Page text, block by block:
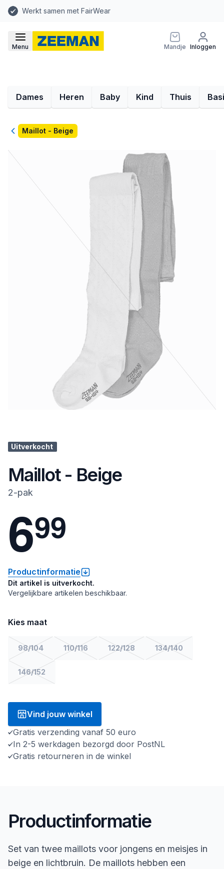
Werkt samen met FairWear
Menu Mandje Inloggen
Dames Heren Baby Kind Thuis
TerugMaillot - Beige
Uitverkocht
Maillot - Beige
2-pak
699
Productinformatie
Dit artikel is uitverkocht.
Vergelijkbare artikelen beschikbaar.
Kies maat
98/104 110/116 122/128 134/140
146/152
Vind jouw winkel
Gratis verzending vanaf 50 euro
In 2-5 werkdagen bezorgd door PostNL
Gratis retourneren in de winkel
Productinformatie
Set van twee maillots voor jongens en meisjes in
beige en lichtbruin. De maillots hebben een